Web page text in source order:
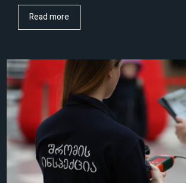
Read more